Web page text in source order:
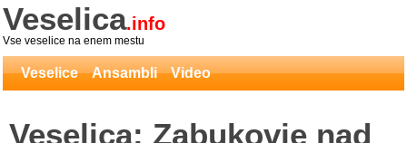
Veselica.info
Vse veselice na enem mestu
Veselice Ansambli Video
Veselica: Zabukovje nad